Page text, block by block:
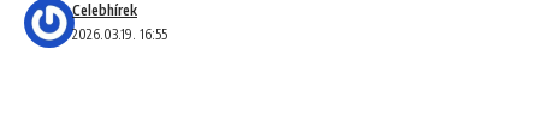
2026.03.19. 16:55
Celebhírek